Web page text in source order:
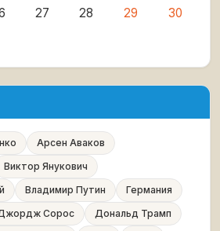
27 28 29
30
Арсен Аваков
Виктор Янукович
Владимир Путин
Германия
Сорос
Дональд Трамп